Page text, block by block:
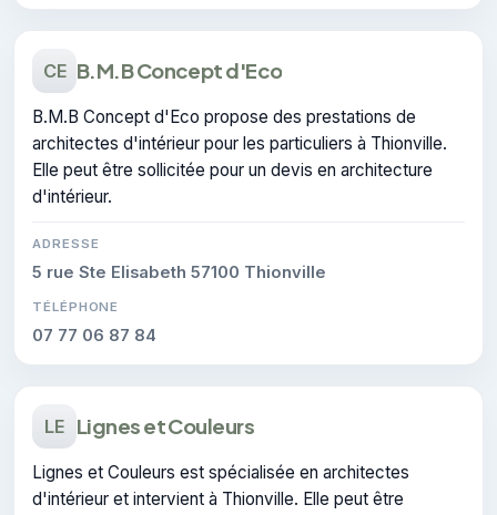
CE B.M.B Concept d'Eco
B.M.B Concept d'Eco propose des prestations de
architectes d'intérieur pour les particuliers à Thionville.
Elle peut être sollicitée pour un devis en architecture
d'intérieur.
ADRESSE
5 rue Ste Elisabeth 57100 Thionville
TÉLÉPHONE
07 77 06 87 84
LE Lignes et Couleurs
Lignes et Couleurs est spécialisée en architectes
d'intérieur et intervient à Thionville. Elle peut être